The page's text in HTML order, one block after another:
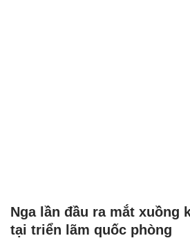
Nga lần đầu ra mắt xuồng
tại triển lãm quốc phòng